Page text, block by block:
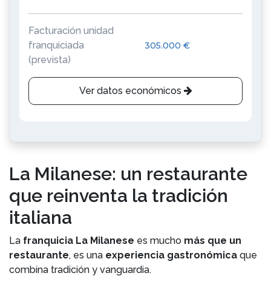
Facturación unidad
franquiciada
(prevista)
305.000 €
Ver datos económicos
La Milanese: un restaurante
que reinventa la tradición
italiana
La franquicia La Milanese es mucho más que un
restaurante, es una experiencia gastronómica que
combina tradición y vanguardia.